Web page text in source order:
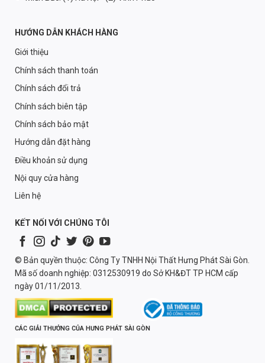
HƯỚNG DẪN KHÁCH HÀNG
Giới thiệu
Chính sách thanh toán
Chính sách đổi trả
Chính sách biên tập
Chính sách bảo mật
Hướng dẫn đặt hàng
Điều khoản sử dụng
Nội quy cửa hàng
Liên hệ
KẾT NỐI VỚI CHÚNG TÔI
© Bản quyền thuộc: Công Ty TNHH Nội Thất Hưng Phát Sài Gòn.
Mã số doanh nghiệp: 0312530919 do Sở KH&ĐT TP HCM cấp
ngày 01/11/2013.
CÁC GIẢI THƯỞNG CỦA HƯNG PHÁT SÀI GÒN